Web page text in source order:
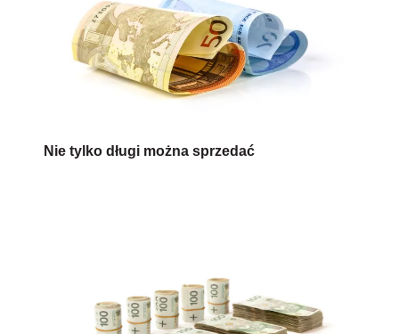
Nie tylko długi można sprzedać